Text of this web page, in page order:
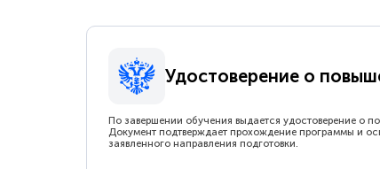
Удостоверение о
По завершении обучения выдается удостоверение о
Документ подтверждает прохождение программы и
заявленного направления подготовки.